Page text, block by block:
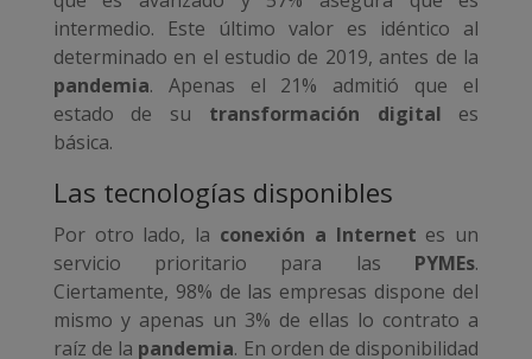
intermedio. Este último valor es idéntico al
determinado en el estudio de 2019, antes de la
pandemia. Apenas el 21% admitió que el
estado de su transformación digital es
básica.
Las tecnologías disponibles
Por otro lado, la conexión a Internet es un
servicio prioritario para las PYMEs.
Ciertamente, 98% de las empresas dispone del
mismo y apenas un 3% de ellas lo contrato a
raíz de la pandemia. En orden de disponibilidad